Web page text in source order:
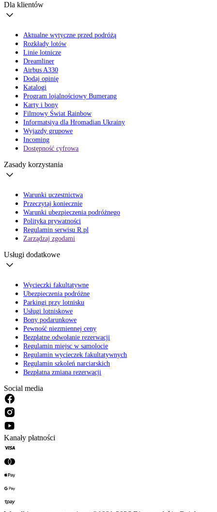
Dla klientów
Aktualne wytyczne przed podróżą
Rozkłady lotów
Linie lotnicze
Dreamliner
Airbus A330
Dodaj opinię
Katalogi
Program lojalnościowy Bumerang
Karty i bony
Filmowy Świat Rainbow
Informatsiya dla Hromadian Ukrainy
Wyjazdy grupowe
Incoming
Dostępność cyfrowa
Zasady korzystania
Warunki uczestnictwa
Przeczytaj koniecznie
Warunki ubezpieczenia podróżnego
Polityka prywatności
Regulamin serwisu R.pl
Zarządzaj zgodami
Usługi dodatkowe
Wycieczki fakultatywne
Ubezpieczenia podróżne
Parkingi przy lotnisku
Usługi lotniskowe
Bony podarunkowe
Pewność niezmiennej ceny
Bezpłatne odwołanie rezerwacji
Regulamin miejsc w samolocie
Regulamin wycieczek fakultatywnych
Regulamin szkoleń narciarskich
Bezpłatna zmiana rezerwacji
Social media
Kanały płatności